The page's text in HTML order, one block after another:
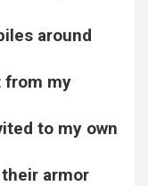
around
from my
to my own
armor